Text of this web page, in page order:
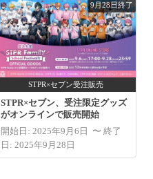
9月28日終了
STPR×セブン受注販売
STPR×セブン、受注限定グッズ
がオンラインで販売開始
開始日: 2025年9月6日 〜 終了
日: 2025年9月28日